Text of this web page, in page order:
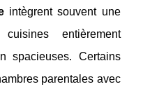
intègrent souvent une
entièrement
spacieuses. Certains
parentales avec